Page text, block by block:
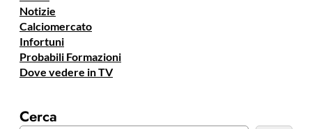
Notizie
Calciomercato
Infortuni
Probabili Formazioni
Dove vedere in TV
Cerca